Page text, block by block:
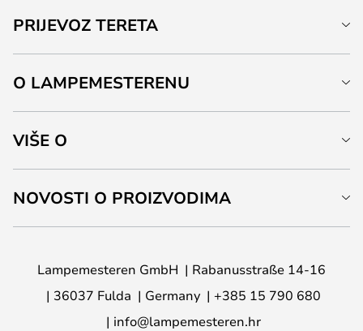
PRIJEVOZ TERETA
O LAMPEMESTERENU
VIŠE O
NOVOSTI O PROIZVODIMA
Lampemesteren GmbH
Rabanusstraße 14-16
36037 Fulda
Germany
+385 15 790 680
info@lampemesteren.hr